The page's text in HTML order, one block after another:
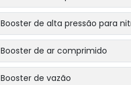
Booster de alta pressão para
Booster de ar comprimido
Booster de vazão